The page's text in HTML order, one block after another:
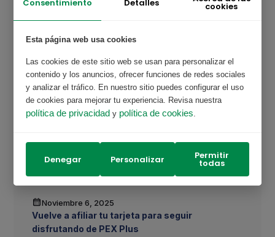
Etiquetas
PEX PexFrecuente Planes
Últimos artículos
Vuelve a afiliar tu tarjeta para seguir
disfrutando de PEX Plus
Noviembre 6, 2025
Consentimiento Detalles cookies
Esta página web usa cookies
Las cookies de este sitio web se usan para personalizar el
contenido y los anuncios, ofrecer funciones de redes sociales
y analizar el tráfico. En nuestro sitio puedes configurar el uso
de cookies para mejorar tu experiencia. Revisa nuestra
política de privacidady política de cookies.
Denegar Personalizar Permitir
todas